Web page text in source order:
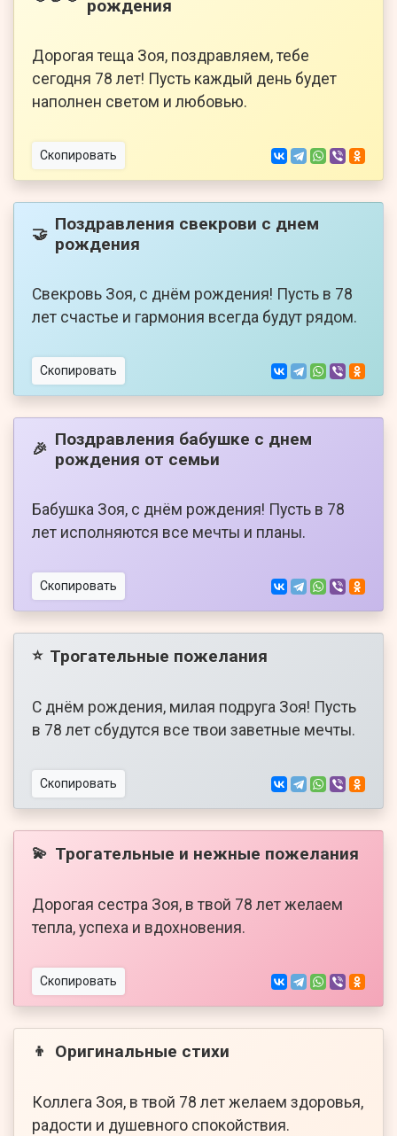
рождения
Дорогая теща Зоя, поздравляем, тебе
сегодня 78 лет! Пусть каждый день будет
наполнен светом и любовью.
Скопировать
🤝 Поздравления свекрови с днем
рождения
Свекровь Зоя, с днём рождения! Пусть в 78
лет счастье и гармония всегда будут рядом.
Скопировать
🎉 Поздравления бабушке с днем
рождения от семьи
Бабушка Зоя, с днём рождения! Пусть в 78
лет исполняются все мечты и планы.
Скопировать
⭐ Трогательные пожелания
С днём рождения, милая подруга Зоя! Пусть
в 78 лет сбудутся все твои заветные мечты.
Скопировать
💫 Трогательные и нежные пожелания
Дорогая сестра Зоя, в твой 78 лет желаем
тепла, успеха и вдохновения.
Скопировать
👦 Оригинальные стихи
Коллега Зоя, в твой 78 лет желаем здоровья,
радости и душевного спокойствия.